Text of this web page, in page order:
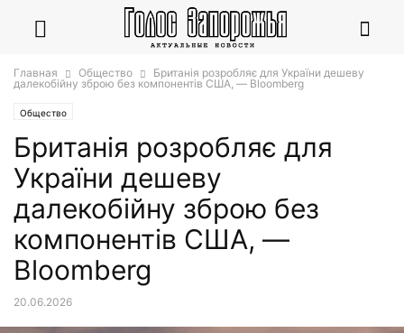
Главная Общество
Британія розробляє для України дешеву
далекобійну зброю без компонентів США, — Bloomberg
Общество
Британія розробляє для
України дешеву
далекобійну зброю без
компонентів США, —
Bloomberg
20.06.2026